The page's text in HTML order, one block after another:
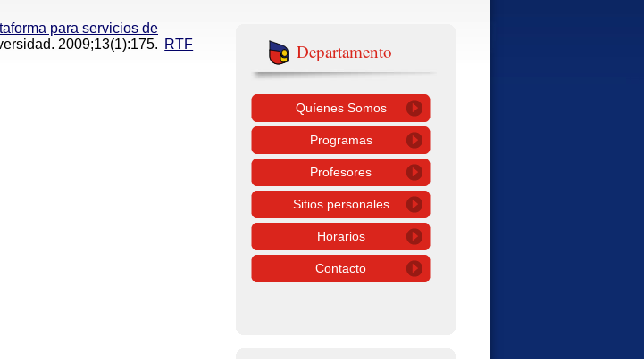
para servicios de
2009;13(1):175. RTF
Departamento
Quíenes Somos
Programas
Profesores
Sitios personales
Horarios
Contacto